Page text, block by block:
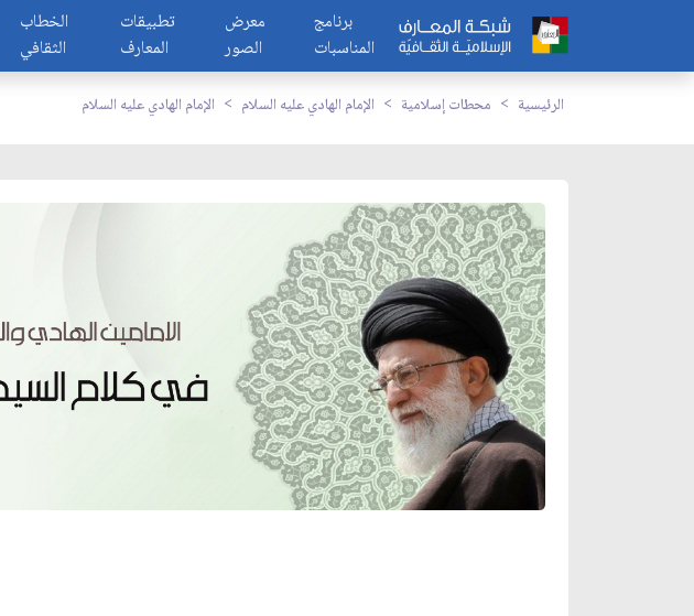
الخطاب
الثقافي
تطبيقات
المعارف
معرض
الصور
برنامج
المناسبات
الرئيسية محطات إسلامية الإمام الهادي عليه السلام الإمام الهادي عليه السلام